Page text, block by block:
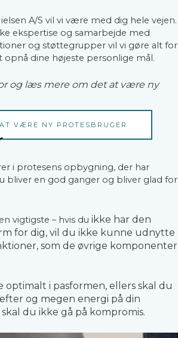
A/S vil vi være med dig hele vejen.
ekspertise og samarbejde med
og støttegrupper vil vi gøre alt for
dine højeste personlige mål.
og læs mere om det at være ny
VÆRE NY PROTESBRUGER
i protesens opbygning, der har
bliver en god ganger og bliver glad for
vigtigste – hvis du ikke har den
for dig, vil du ikke kunne udnytte
som de øvrige komponenter
i pasformen, ellers skal du
og megen energi på din
du ikke gå på kompromis.